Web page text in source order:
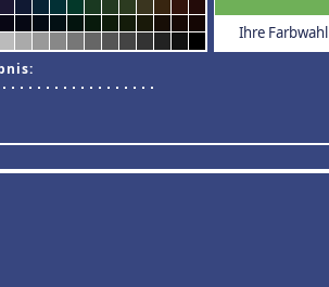
Ihre Farbwahl